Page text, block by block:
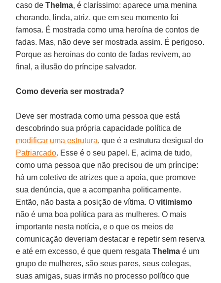
caso deThelma, é claríssimo: aparece uma menina
chorando, linda, atriz, que em seu momento foi
famosa. É mostrada como uma heroína de contos de
fadas. Mas, não deve ser mostrada assim. É perigoso.
Porque as heroínas do conto de fadas revivem, ao
final, a ilusão do príncipe salvador.
Como deveria ser mostrada?
Deve ser mostrada como uma pessoa que está
descobrindo sua própria capacidade política de
modificar uma estrutura, que é a estrutura desigual do
Patriarcado. Esse é o seu papel. E, acima de tudo,
como uma pessoa que não precisou de um príncipe:
há um coletivo de atrizes que a apoia, que promove
sua denúncia, que a acompanha politicamente.
Então, não basta a posição de vítima. Ovitimismo
não é uma boa política para as mulheres. O mais
importante nesta notícia, e o que os meios de
comunicação deveriam destacar e repetir sem reserva
e até em excesso, é que quem resgataThelma é um
grupo de mulheres, são seus pares, seus colegas,
suas amigas, suas irmãs no processo político que